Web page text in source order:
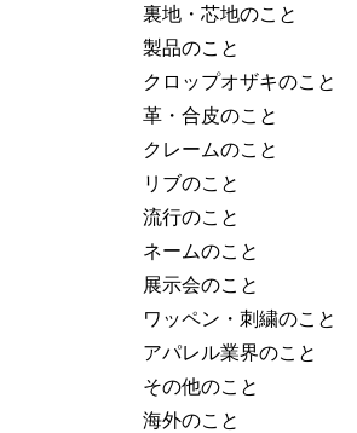
裏地・芯地のこと
製品のこと
クロップオザキのこと
革・合皮のこと
クレームのこと
リブのこと
流行のこと
ネームのこと
展示会のこと
ワッペン・刺繍のこと
アパレル業界のこと
その他のこと
海外のこと